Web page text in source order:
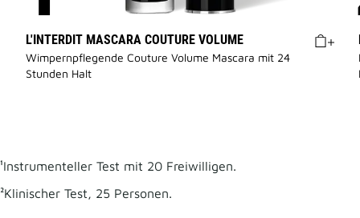
L'INTERDIT MASCARA COUTURE VOLUME
Wimpernpflegende Couture Volume Mascara mit 24
Stunden Halt
¹Instrumenteller Test mit 20 Freiwilligen.
²Klinischer Test, 25 Personen.